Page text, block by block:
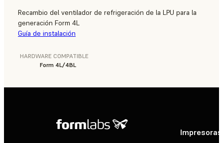
Recambio del ventilador de refrigeración de la LPU para la
generación Form 4L
Guía de instalación
HARDWARE COMPATIBLE
Form 4L/4BL
Impresoras